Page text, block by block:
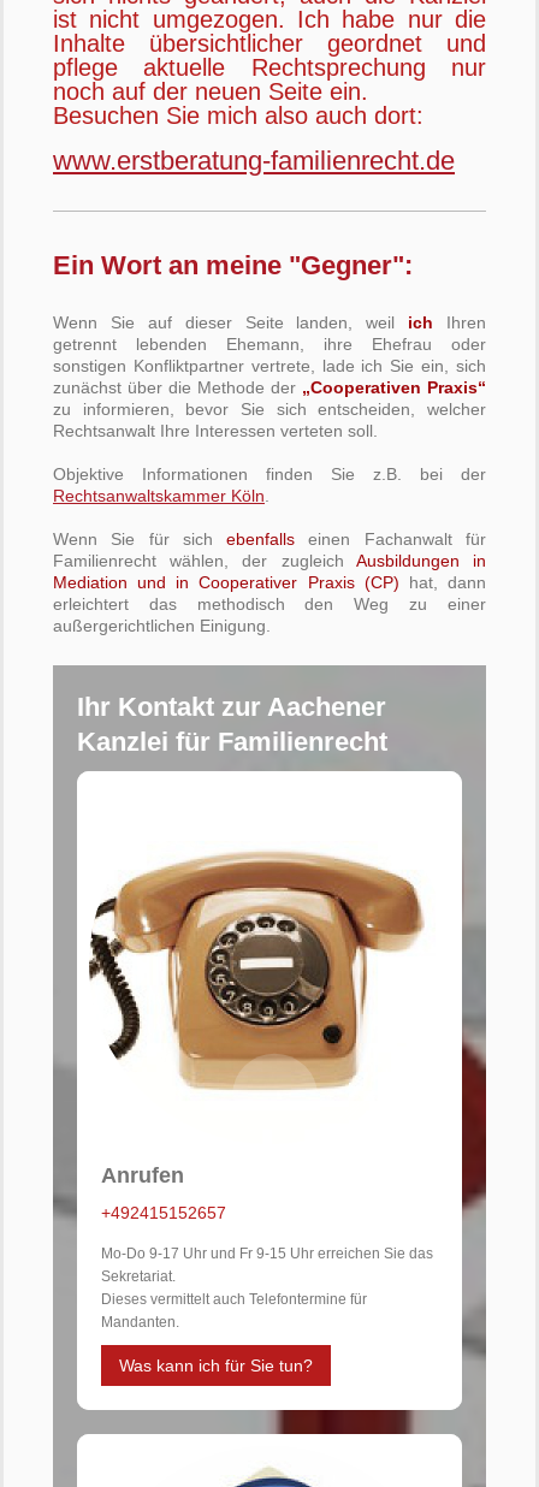
ist nicht umgezogen. Ich habe nur die
Inhalte übersichtlicher geordnet und
pflege aktuelle Rechtsprechung nur
noch auf der neuen Seite ein.
Besuchen Sie mich also auch dort:
www.erstberatung-familienrecht.de
Ein Wort an meine "Gegner":
Wenn Sie auf dieser Seite landen, weil ich Ihren
getrennt lebenden Ehemann, ihre Ehefrau oder
sonstigen Konfliktpartner vertrete, lade ich Sie ein, sich
zunächst über die Methode der „Cooperativen Praxis“
zu informieren, bevor Sie sich entscheiden, welcher
Rechtsanwalt Ihre Interessen verteten soll.
Objektive Informationen finden Sie z.B. bei der
Rechtsanwaltskammer Köln
Wenn Sie für sichebenfalls einen Fachanwalt für
Familienrecht wählen, der zugleich Ausbildungen in
Mediation und in Cooperativer Praxis (CP) hat, dann
erleichtert das methodisch den Weg zu einer
außergerichtlichen Einigung.
Ihr Kontakt zur Aachener
Kanzlei für Familienrecht
Anrufen
+492415152657
Mo-Do 9-17 Uhr und Fr 9-15 Uhr erreichen Sie das
Sekretariat.
Dieses vermittelt auch Telefontermine für
Mandanten.
Was kann ich für Sie tun?